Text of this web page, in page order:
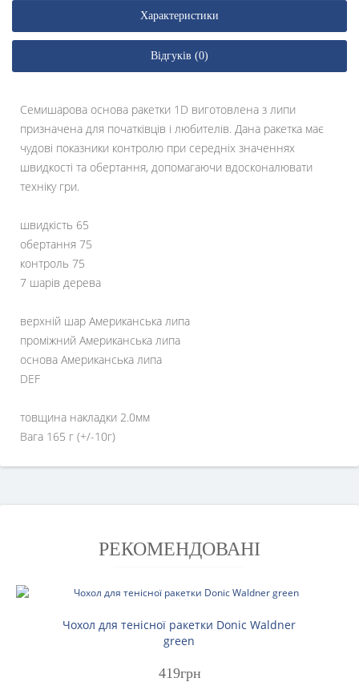
Характеристики
Відгуків (0)
Семишарова основа ракетки 1D виготовлена з липи
призначена для початківців і любителів. Дана ракетка має
чудові показники контролю при середніх значеннях
швидкості та обертання, допомагаючи вдосконалювати
техніку гри.
швидкість 65
обертання 75
контроль 75
7 шарів дерева
верхній шар Американська липа
проміжний Американська липа
основа Американська липа
DEF
товщина накладки 2.0мм
Вага 165 г (+/-10г)
РЕКОМЕНДОВАНІ
Чохол для тенісної ракетки Donic Waldner
green
419грн